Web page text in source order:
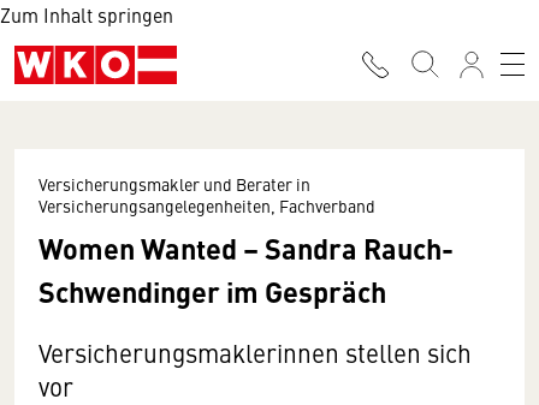
Zum Inhalt springen
Versicherungsmakler und Berater in
Versicherungsangelegenheiten, Fachverband
Women Wanted – Sandra Rauch-
Schwendinger im Gespräch
Versicherungsmaklerinnen stellen sich
vor